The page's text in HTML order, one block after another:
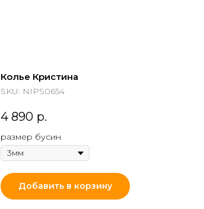
Колье Кристина
SKU: NIPS0654
4 890 р.
размер бусин
Добавить в корзину